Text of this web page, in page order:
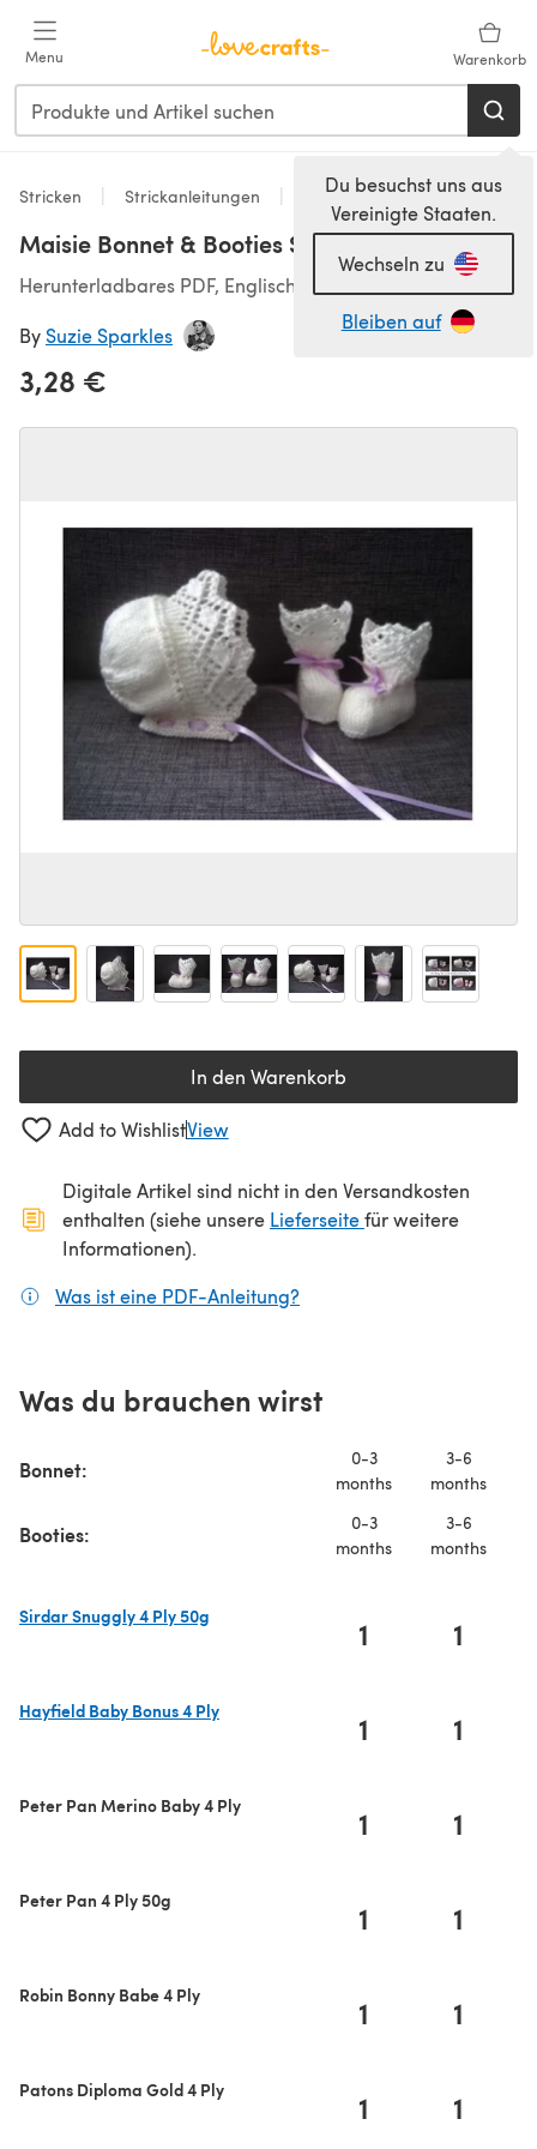
Menu Warenkorb
Du besuchst uns aus
Vereinigte Staaten.
Wechseln zu
Bleiben auf
Stricken Strickanleitungen Accessoires
Maisie Bonnet & Booties Set (4-ply)
Herunterladbares PDF, Englisch
By Suzie Sparkles
3,28 €
In den Warenkorb
Add to WishlistView
Digitale Artikel sind nicht in den Versandkosten
enthalten (siehe unsere Lieferseite(öffnet sich in
für weitere
Informationen).
Was ist eine PDF-Anleitung?
Was du brauchen wirst
Bonnet:
0-3
months
3-6
months
Booties:
0-3
months
3-6
months
Sirdar Snuggly 4 Ply 50g
1 1
Hayfield Baby Bonus 4 Ply
1 1
Peter Pan Merino Baby 4 Ply 1 1
Peter Pan 4 Ply 50g 1 1
Robin Bonny Babe 4 Ply 1 1
Patons Diploma Gold 4 Ply 1 1